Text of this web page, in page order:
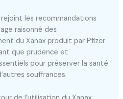
les recommandations
raisonné des
du Xanax produit par Pfizer
que prudence et
pour préserver la santé
souffrances.